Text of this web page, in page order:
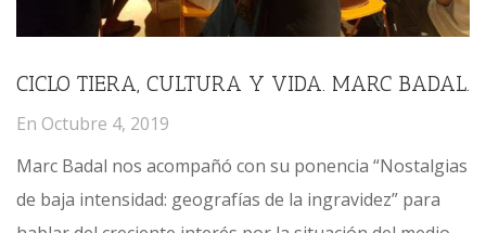
CICLO TIERA, CULTURA Y VIDA. MARC BADAL.
En Octubre 4, 2019
Marc Badal nos acompañó con su ponencia “Nostalgias
de baja intensidad: geografías de la ingravidez” para